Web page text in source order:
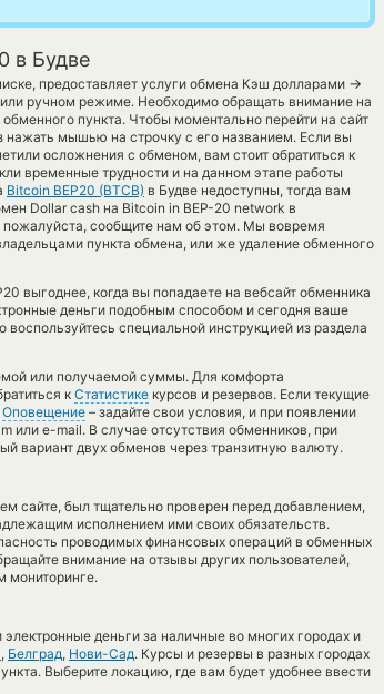
в Будве
предоставляет услуги обмена Кэш долларами →
ручном режиме. Необходимо обращать внимание на
пункта. Чтобы моментально перейти на сайт
мышью на строчку с его названием. Если вы
осложнения с обменом, вам стоит обратиться к
временные трудности и на данном этапе работы
Bitcoin BEP20 (BTCB) в Будве недоступны, тогда вам
Dollar cash на Bitcoin in BEP-20 network в
сообщите нам об этом. Мы вовремя
пункта обмена, или же удаление обменного
выгоднее, когда вы попадаете на вебсайт обменника
деньги подобным способом и сегодня ваше
специальной инструкцией из раздела
или получаемой суммы. Для комфорта
к Статистике курсов и резервов. Если текущие
Оповещение – задайте свои условия, и при появлении
или e-mail. В случае отсутствия обменников, при
вариант двух обменов через транзитную валюту.
сайте, был тщательно проверен перед добавлением,
исполнением ими своих обязательств.
проводимых финансовых операций в обменных
внимание на отзывы других пользователей,
мониторинге.
деньги за наличные во многих городах и
, Белград, Нови-Сад. Курсы и резервы в разных городах
Выберите локацию, где вам будет удобнее ввести